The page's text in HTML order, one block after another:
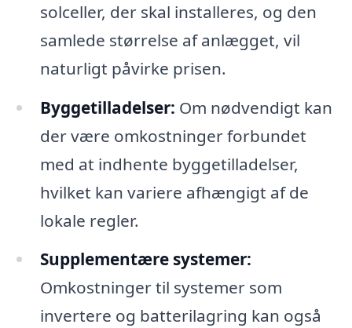
solceller, der skal installeres, og den
samlede størrelse af anlægget, vil
naturligt påvirke prisen.
Byggetilladelser: Om nødvendigt kan
der være omkostninger forbundet
med at indhente byggetilladelser,
hvilket kan variere afhængigt af de
lokale regler.
Supplementære systemer:
Omkostninger til systemer som
invertere og batterilagring kan også